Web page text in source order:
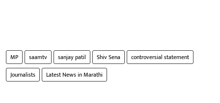
MP saamtv sanjay patil Shiv Sena
controversial statement
Journalists
Latest News in Marathi